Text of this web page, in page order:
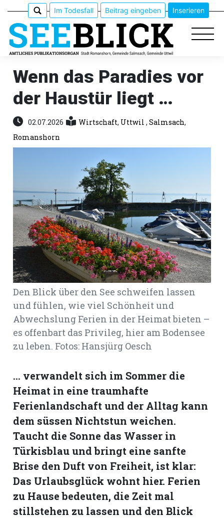
Epaper
Veranstaltungen
Erlebnisführer
Romanshorn:
offizielle
Mitteilungen
Im Todesfall Beitrag eingeben Inserieren
Wenn das Paradies vor
der Haustür liegt …
02.07.2026 Wirtschaft, Uttwil,Salmsach,
Romanshorn
Den Blick über den See schweifen lassen
und fühlen, wie viel Schönheit und
Abwechslung Ferien in der Heimat bieten –
es offenbart das Privileg, hier am Bodensee
zu leben. Fotos: Hansjürg Oesch
… verwandelt sich im Sommer die
Heimat in eine traumhafte
Ferienlandschaft und der Alltag kann
dem süssen Nichtstun weichen.
Taucht die Sonne das Wasser in
Türkisblau und bringt eine sanfte
Brise den Duft von Freiheit, ist klar:
Das Urlaubsglück wohnt hier. Ferien
zu Hause bedeuten, die Zeit mal
stillstehen zu lassen und den Blick